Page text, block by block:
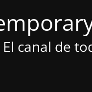
El canal de